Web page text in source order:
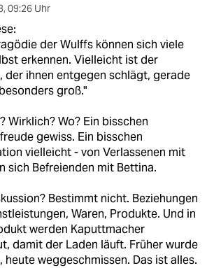
, 09:26 Uhr
der Wulffs können sich viele
erkennen. Vielleicht ist der
der ihnen entgegen schlägt, gerade
groß."
Wirklich? Wo? Ein bisschen
gewiss. Ein bisschen
vielleicht - von Verlassenen mit
sich Befreienden mit Bettina.
Bestimmt nicht. Beziehungen
Waren, Produkte. Und in
werden Kaputtmacher
damit der Laden läuft. Früher wurde
heute weggeschmissen. Das ist alles.